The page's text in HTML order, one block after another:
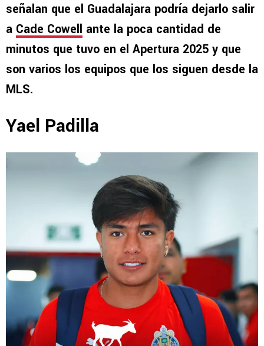
señalan que el Guadalajara podría dejarlo salir
a Cade Cowell ante la poca cantidad de
minutos que tuvo en el Apertura 2025 y que
son varios los equipos que los siguen desde la
MLS.
Yael Padilla